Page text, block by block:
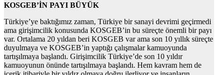
KOSGEB’İN PAYI BÜYÜK
Türkiye’ye baktığımız zaman, Türkiye bir sanayi devrimi geçirmedi
ama girişimcilik konusunda KOSGEB’in bu süreçte önemli bir payı
var. Ortalama 20 yıldan beri KOSGEB var ama son 10 yıllık süreçte
duyulmaya ve KOSGEB’in yaptığı çalışmalar kamuoyunda
tartışılmaya başlandı. Girişimcilik Türkiye’de son 10 yıldır
kamuoyunun önünde tartışılmaya başlandı. Hem kavram hem de